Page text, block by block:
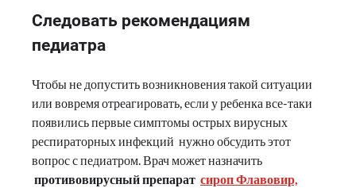
Следовать рекомендациям
педиатра
Чтобы не допустить возникновения такой ситуации
или вовремя отреагировать, если у ребенка все-таки
появились первые симптомы острых вирусных
респираторных инфекций нужно обсудить этот
вопрос с педиатром. Врач может назначить
противовирусный препарат сироп Флавовир,